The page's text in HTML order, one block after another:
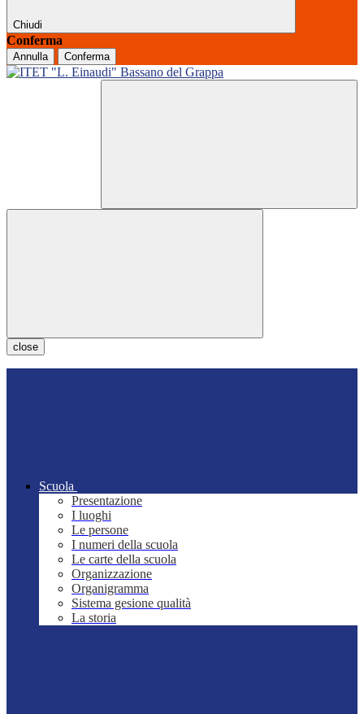
Chiudi
Conferma
Annulla Conferma
close
Scuola
Presentazione
I luoghi
Le persone
I numeri della scuola
Le carte della scuola
Organizzazione
Organigramma
Sistema gesione qualità
La storia